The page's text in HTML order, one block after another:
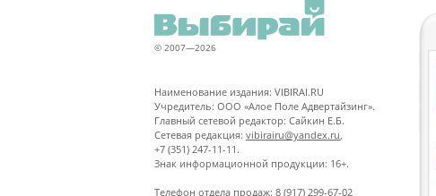
© 2007—2026
Наименование издания: VIBIRAI.RU
Учредитель: ООО «Алое Поле Адвертайзинг».
Главный сетевой редактор: Сайкин Е.Б.
Сетевая редакция: vibirairu@yandex.ru
+7 (351) 247-11-11.
Знак информационной продукции: 16+.
Телефон отдела продаж: 8 (917) 299-67-02